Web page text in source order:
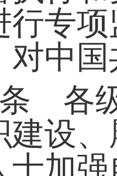
党派
商、
执行
行专
对中